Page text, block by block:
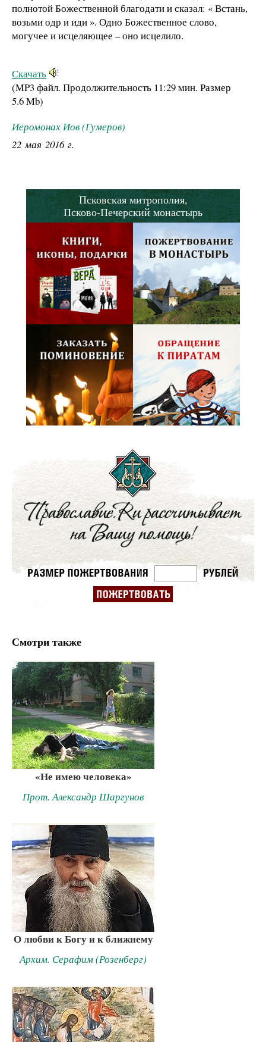
полнотой Божественной благодати и сказал: « Встань,
возьми одр и иди ». Одно Божественное слово,
могучее и исцеляющее – оно исцелило.
Скачать
(MP3 файл. Продолжительность 11:29 мин. Размер
5.6 Mb)
Иеромонах Иов (Гумеров)
22 мая 2016 г.
Псковская митрополия,
Псково-Печерский монастырь
Смотри также
«Не имею человека»
Прот. Александр Шаргунов
О любви к Богу и к ближнему
Архим. Серафим (Розенберг)